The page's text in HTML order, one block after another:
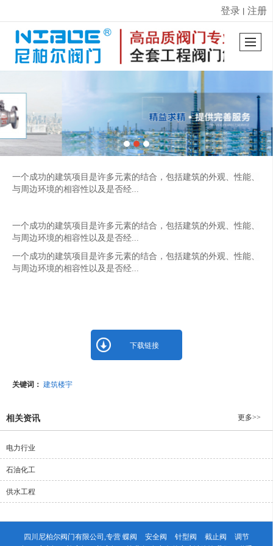
很遗憾，因您的浏览器版本过低导致无法获得最佳浏览体验，推荐下载安装谷歌浏览器！
登录 丨 注册
一个成功的建筑项目是许多元素的结合，包括建筑的外观、性能、
与周边环境的相容性以及是否经...
一个成功的建筑项目是许多元素的结合，包括建筑的外观、性能、
与周边环境的相容性以及是否经...
一个成功的建筑项目是许多元素的结合，包括建筑的外观、性能、
与周边环境的相容性以及是否经...
下载链接
关键词： 建筑楼宇
相关资讯 更多>>
电力行业
石油化工
供水工程
四川尼柏尔阀门有限公司,专营 蝶阀 安全阀 针型阀 截止阀
调节